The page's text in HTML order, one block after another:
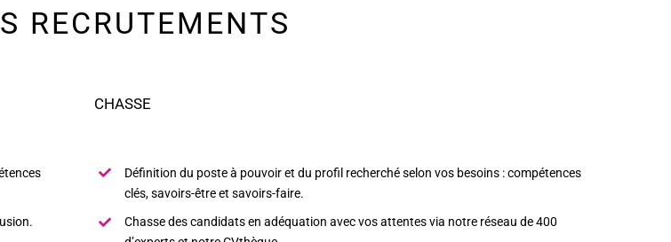
RECRUTEMENTS
CHASSE
Définition du poste à pouvoir et du profil recherché selon vos besoins : compétences
clés, savoirs-être et savoirs-faire.
Chasse des candidats en adéquation avec vos attentes via notre réseau de 400